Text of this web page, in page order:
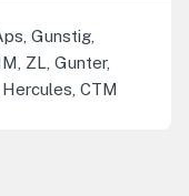
Gunstig,
ZL, Gunter,
CTM